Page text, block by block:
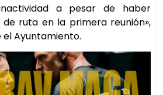
a pesar de haber
ruta en la primera reunión»,
Ayuntamiento.